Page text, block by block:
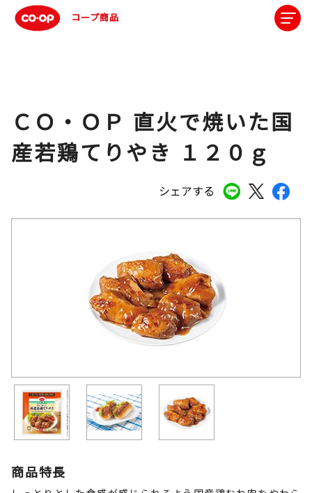
コープ商品
シェアする
ＣＯ・ＯＰ 直火で焼いた国
産若鶏てりやき １２０ｇ
商品特長